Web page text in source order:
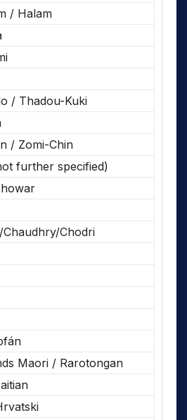
/ Halam
/ Thadou-Kuki
/ Zomi-Chin
further specified)
Chodri
Maori / Rarotongan